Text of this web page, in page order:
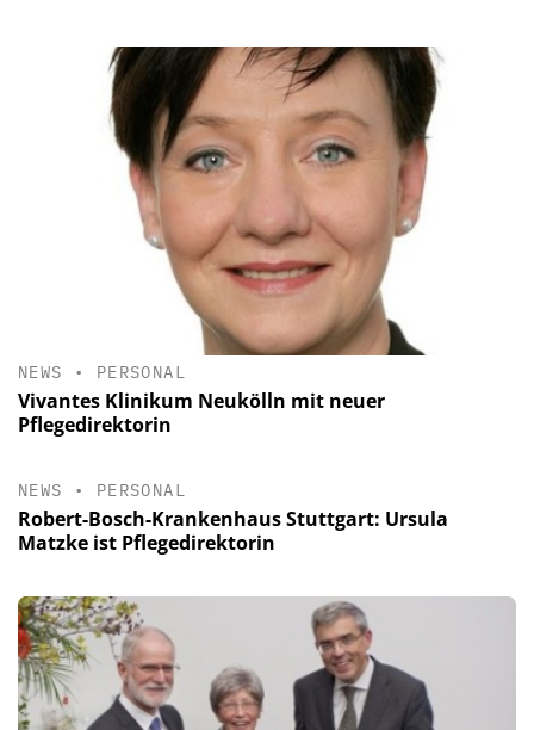
NEWS • PERSONAL
Vivantes Klinikum Neukölln mit neuer
Pflegedirektorin
NEWS • PERSONAL
Robert-Bosch-Krankenhaus Stuttgart: Ursula
Matzke ist Pflegedirektorin